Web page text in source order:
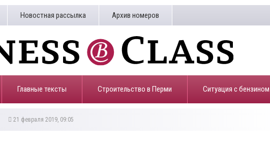
Новостная рассылка Архив номеров
Главные тексты Строительство в Перми ​Ситуация с бензином
21 февраля 2019, 09:05